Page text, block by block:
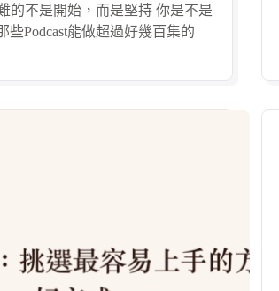
的不是開始，而是堅持 你是不是
些Podcast能做超過好幾百集的